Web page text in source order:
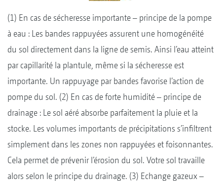
(1) En cas de sécheresse importante – principe de la pompe
à eau : Les bandes rappuyées assurent une homogénéité
du sol directement dans la ligne de semis. Ainsi l’eau atteint
par capillarité la plantule, même si la sécheresse est
importante. Un rappuyage par bandes favorise l’action de
pompe du sol. (2) En cas de forte humidité – principe de
drainage : Le sol aéré absorbe parfaitement la pluie et la
stocke. Les volumes importants de précipitations s’infiltrent
simplement dans les zones non rappuyées et foisonnantes.
Cela permet de prévenir l’érosion du sol. Votre sol travaille
alors selon le principe du drainage. (3) Echange gazeux –